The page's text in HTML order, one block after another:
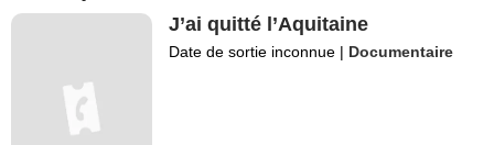
J’ai quitté l’Aquitaine
Date de sortie inconnue | Documentaire